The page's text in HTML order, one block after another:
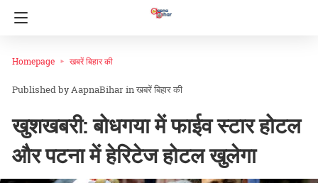
Homepage खबरें बिहार की
AapnaBihar inखबरें बिहार की
खुशखबरी: बोधगया में फाईव स्टार होटल
और पटना में हेरिटेज होटल खुलेगा